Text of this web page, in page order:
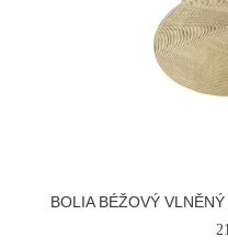
BOLIA BÉŽOVÝ